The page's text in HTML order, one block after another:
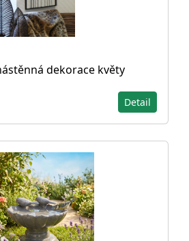
dekorace květy
Detail